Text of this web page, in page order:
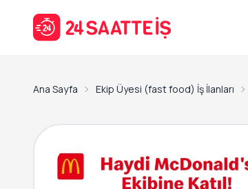
Ana Sayfa Ekip Üyesi (fast food) İş İlanları